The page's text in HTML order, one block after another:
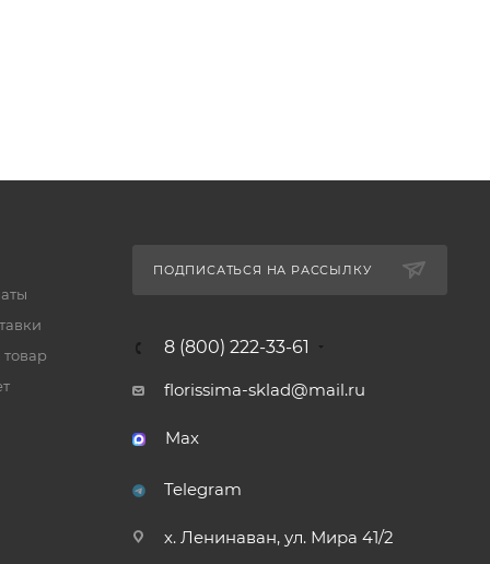
товар
ПОДПИСАТЬСЯ НА РАССЫЛКУ
8 (800) 222-33-61
florissima-sklad@mail.ru
Max
Telegram
х. Ленинаван, ул. Мира 41/2